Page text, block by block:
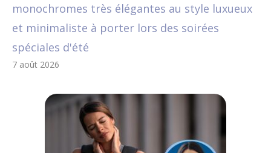
monochromes très élégantes au style luxueux
et minimaliste à porter lors des soirées
spéciales d'été
7 août 2026